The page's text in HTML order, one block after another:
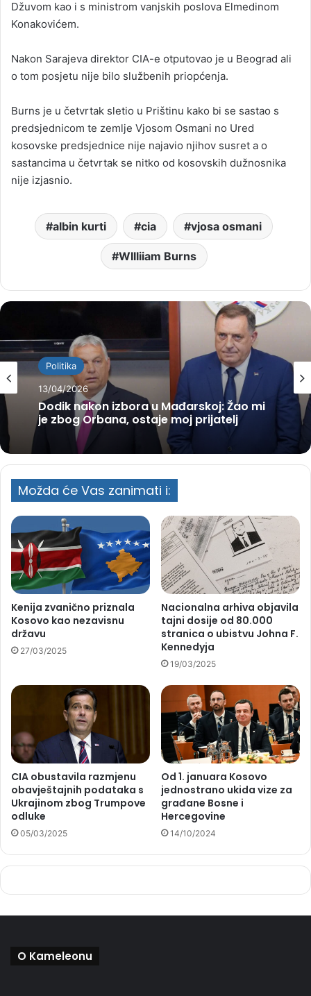
Džuvom kao i s ministrom vanjskih poslova Elmedinom
Konakovićem.
Nakon Sarajeva direktor CIA-e otputovao je u Beograd ali
o tom posjetu nije bilo službenih priopćenja.
Burns je u četvrtak sletio u Prištinu kako bi se sastao s
predsjednicom te zemlje Vjosom Osmani no Ured
kosovske predsjednice nije najavio njihov susret a o
sastancima u četvrtak se nitko od kosovskih dužnosnika
nije izjasnio.
albin kurti cia vjosa osmani
WIlliiam Burns
Politika
13/04/2026
Dodik nakon izbora u Mađarskoj: Žao mi
je zbog Orbana, ostaje moj prijatelj
Možda će Vas zanimati i:
Kenija zvanično priznala
Kosovo kao nezavisnu
državu
27/03/2025
Nacionalna arhiva objavila
tajni dosije od 80.000
stranica o ubistvu Johna F.
Kennedyja
19/03/2025
CIA obustavila razmjenu
obavještajnih podataka s
Ukrajinom zbog Trumpove
odluke
05/03/2025
Od 1. januara Kosovo
jednostrano ukida vize za
građane Bosne i
Hercegovine
14/10/2024
O Kameleonu